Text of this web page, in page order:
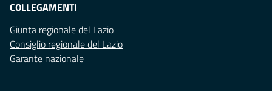
COLLEGAMENTI
Giunta regionale del Lazio
Consiglio regionale del Lazio
Garante nazionale